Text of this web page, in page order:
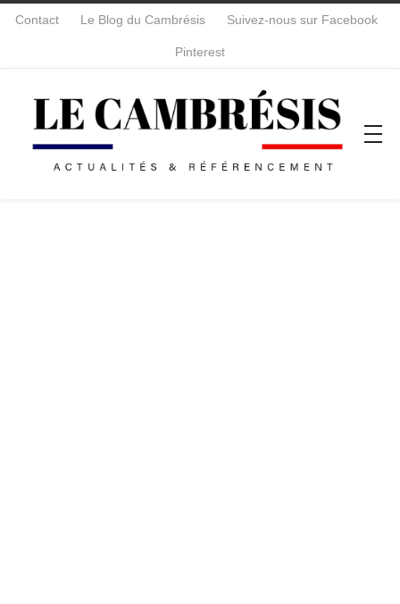
Contact Le Blog du Cambrésis Suivez-nous sur Facebook
Pinterest